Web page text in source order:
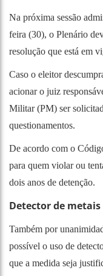
Na próxima sessão
feira (30), o Plenário
resolução que está em
Caso o eleitor
acionar o juiz
Militar (PM) ser
questionamentos.
De acordo com o
para quem violar ou
dois anos de detenção.
Detector de metais
Também por
possível o uso de
que a medida seja